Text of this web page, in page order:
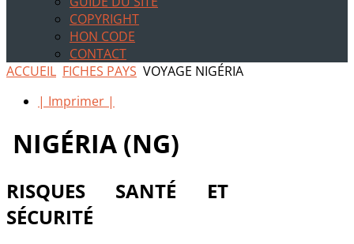
COPYRIGHT
HON CODE
CONTACT
ACCUEIL FICHES PAYS VOYAGE NIGÉRIA
| Imprimer |
NIGÉRIA (NG)
RISQUES SANTÉ ET
SÉCURITÉ